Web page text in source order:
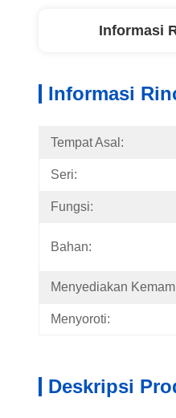
Informasi
Informasi
Tempat Asal:
Seri:
Fungsi:
Bahan:
Menyediakan
Menyoroti:
Deskripsi